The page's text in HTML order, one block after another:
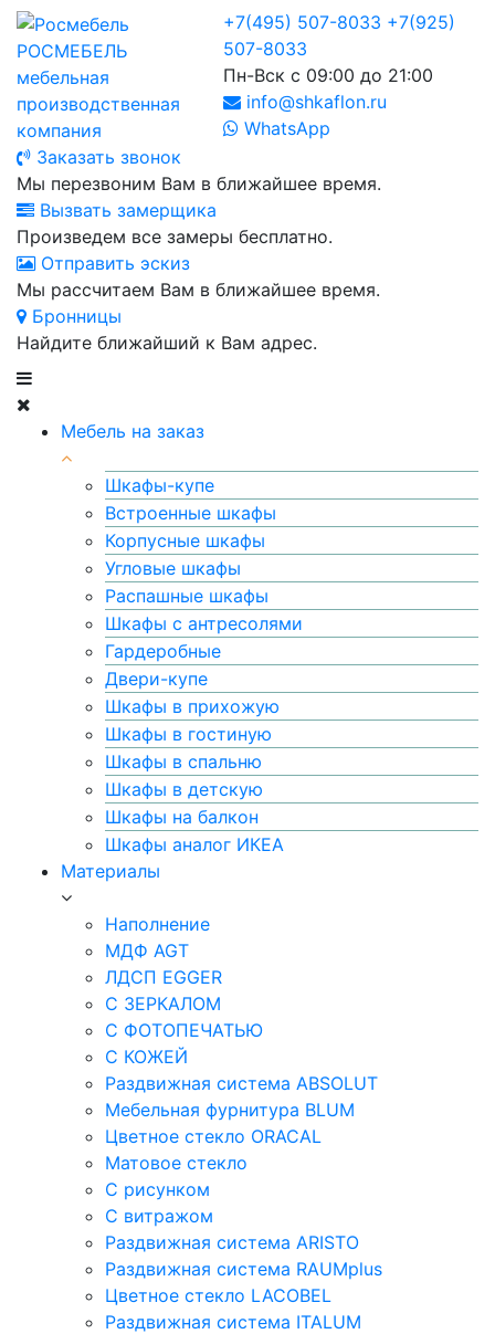
РОСМЕБЕЛЬ
мебельная
производственная
компания
+7(495) 507-8033 +7(925)
507-8033
Пн-Вск с 09:00 до 21:00
info@shkaflon.ru
WhatsApp
Заказать звонок
Мы перезвоним Вам в ближайшее время.
Вызвать замерщика
Произведем все замеры бесплатно.
Отправить эскиз
Мы рассчитаем Вам в ближайшее время.
Бронницы
Найдите ближайший к Вам адрес.
Мебель на заказ
Шкафы-купе
Встроенные шкафы
Корпусные шкафы
Угловые шкафы
Распашные шкафы
Шкафы с антресолями
Гардеробные
Двери-купе
Шкафы в прихожую
Шкафы в гостиную
Шкафы в спальню
Шкафы в детскую
Шкафы на балкон
Шкафы аналог ИКЕА
Материалы
Наполнение
МДФ AGT
ЛДСП EGGER
С ЗЕРКАЛОМ
С ФОТОПЕЧАТЬЮ
С КОЖЕЙ
Раздвижная система ABSOLUT
Мебельная фурнитура BLUM
Цветное стекло ORACAL
Матовое стекло
C рисунком
C витражом
Раздвижная система ARISTO
Раздвижная система RAUMplus
Цветное стекло LACOBEL
Раздвижная система ITALUM